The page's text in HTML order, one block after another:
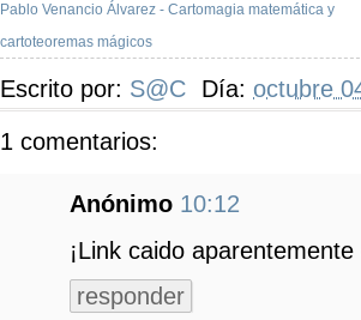
Pablo Venancio Álvarez - Cartomagia matemática y
cartoteoremas mágicos
Escrito por: S@C Día: octubre
1 comentarios:
Anónimo 10:12
¡Link caido
responder